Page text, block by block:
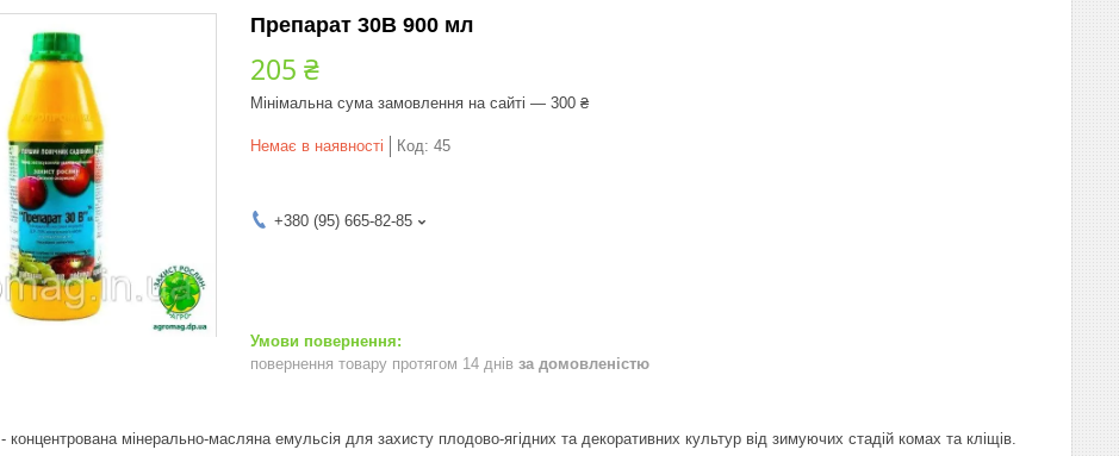
Препарат 30В 900 мл
205 ₴
Мінімальна сума замовлення на сайті — 300 ₴
Немає в наявності Код: 45
+380 (95) 665-82-85
повернення товару протягом 14 днів за домовленістю
- концентрована мінерально-масляна емульсія для захисту плодово-ягідних та декоративних культур від зимуючих стадій комах та кліщів.